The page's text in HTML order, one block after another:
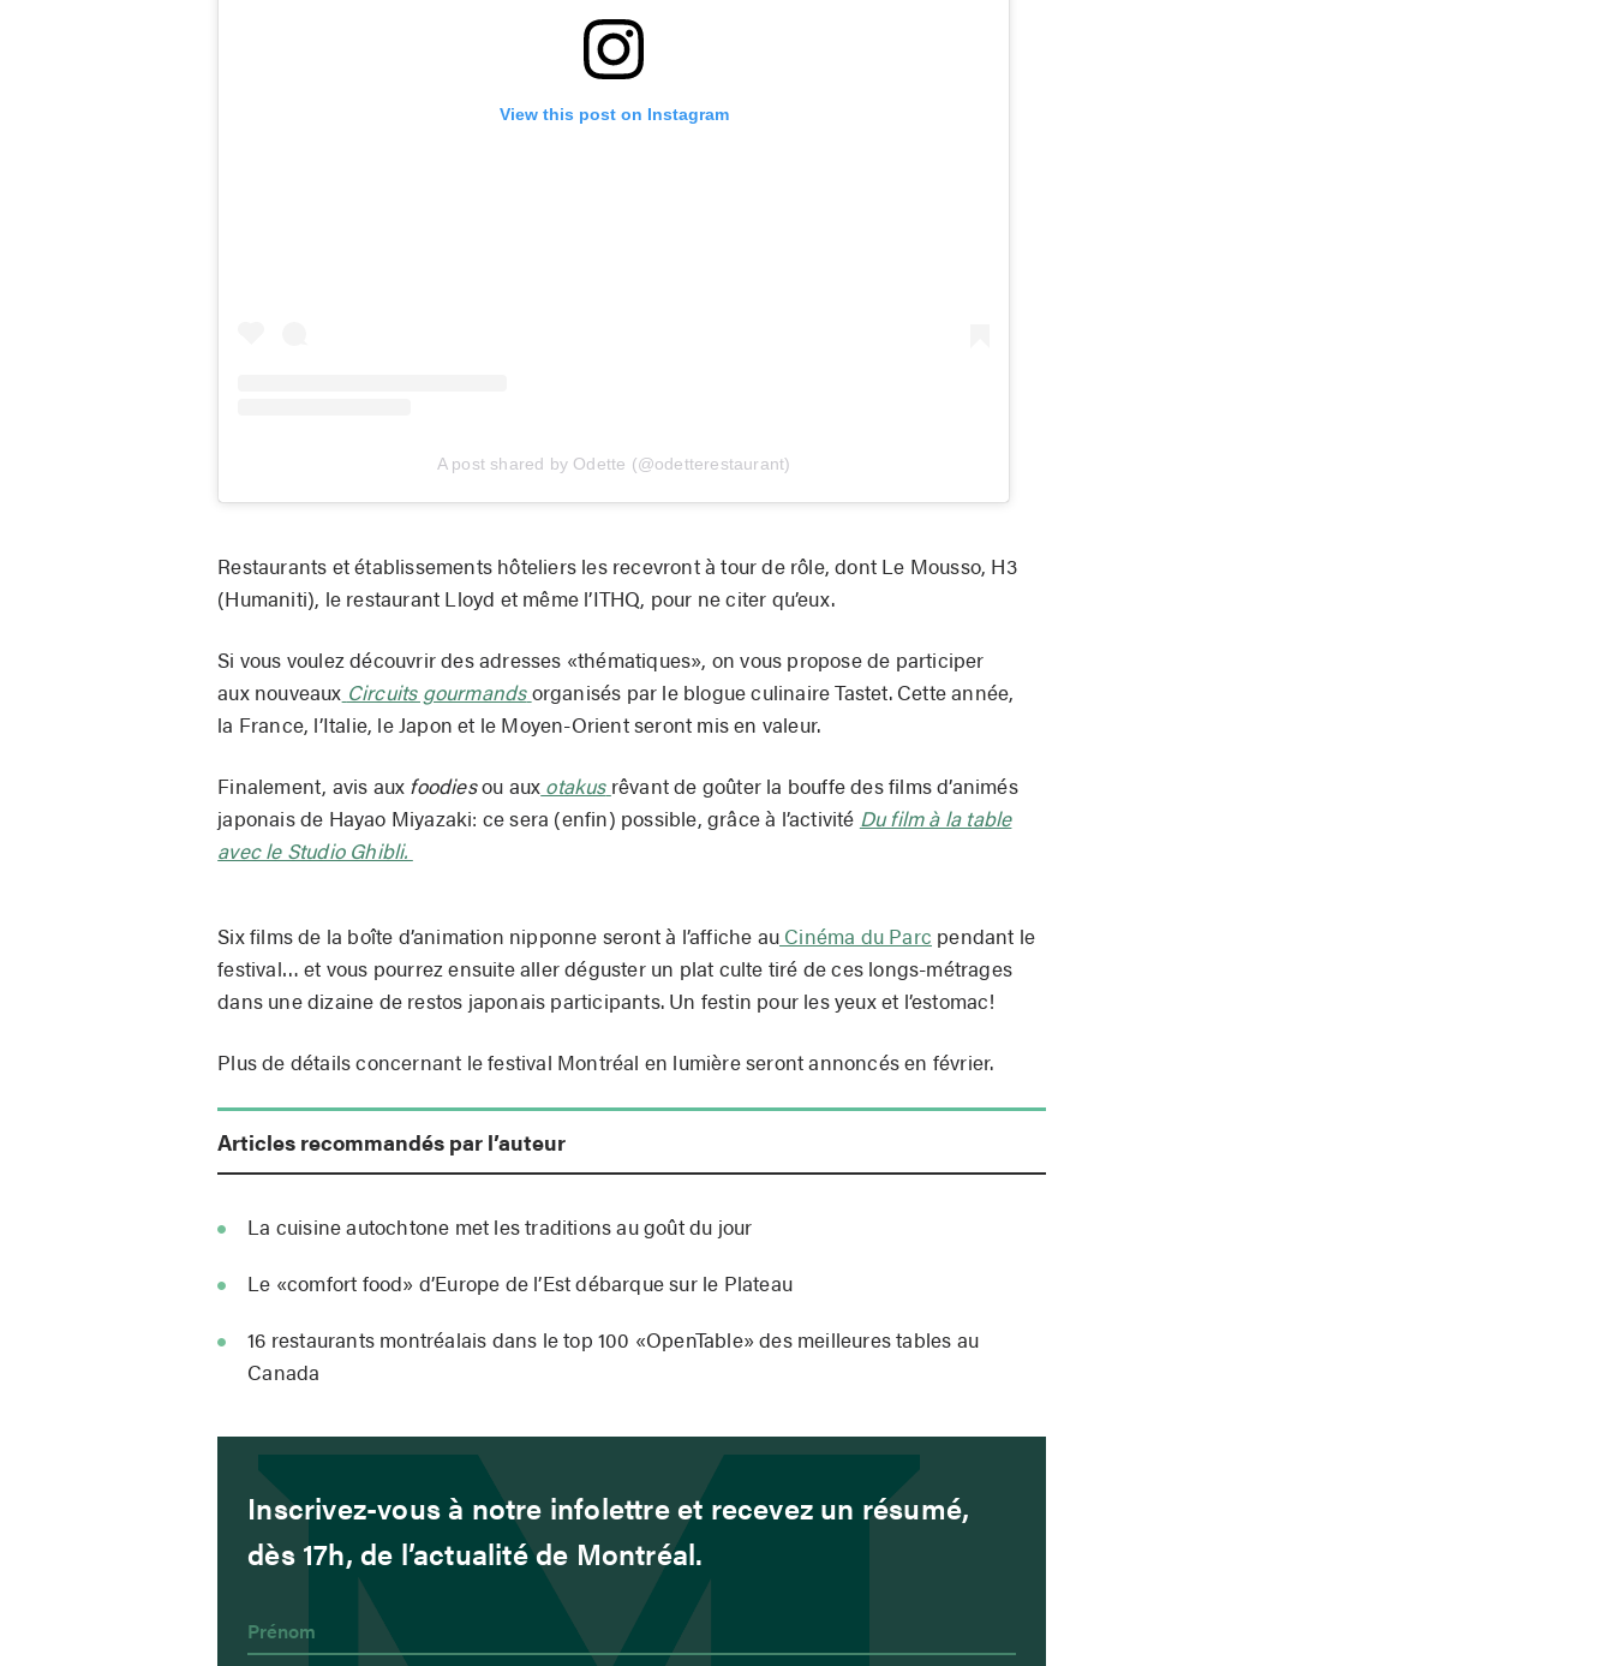
View this post on Instagram
A post shared by Odette (@odetterestaurant)
Restaurants et établissements hôteliers les recevront à tour de rôle, dont Le Mousso, H3
(Humaniti), le restaurant Lloyd et même l’ITHQ, pour ne citer qu’eux.
Si vous voulez découvrir des adresses «thématiques», on vous propose de participer
aux nouveaux Circuits gourmandsorganisés par le blogue culinaire Tastet. Cette année,
la France, l’Italie, le Japon et le Moyen-Orient seront mis en valeur.
Finalement, avis aux foodiesou aux otakus rêvant de goûter la bouffe des films d’animés
japonais de Hayao Miyazaki: ce sera (enfin) possible, grâce à l’activité Du film à la table
avec le Studio Ghibli.
Six films de la boîte d’animation nipponne seront à l’affiche au Cinéma du Parc pendant le
festival… et vous pourrez ensuite aller déguster un plat culte tiré de ces longs-métrages
dans une dizaine de restos japonais participants. Un festin pour les yeux et l’estomac!
Plus de détails concernant le festival Montréal en lumière seront annoncés en février.
Articles recommandés par l’auteur
La cuisine autochtone met les traditions au goût du jour
Le «comfort food» d’Europe de l’Est débarque sur le Plateau
16 restaurants montréalais dans le top 100 «OpenTable» des meilleures tables au
Canada
Inscrivez-vous à notre infolettre et recevez un résumé,
dès 17h, de l’actualité de Montréal.